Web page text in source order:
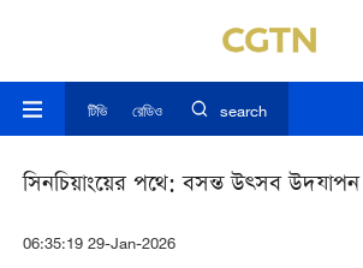
টিভি রেডিও search
সিনচিয়াংয়ের পথে: বসন্ত উত্সব
06:35:19 29-Jan-2026